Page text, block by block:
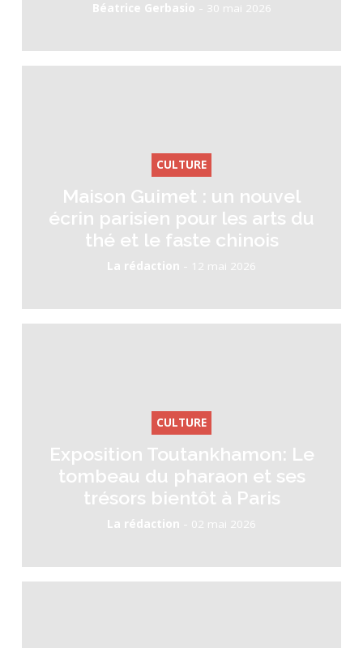
Béatrice Gerbasio - 30 mai 2026
CULTURE
Maison Guimet : un nouvel
écrin parisien pour les arts du
thé et le faste chinois
La rédaction - 12 mai 2026
CULTURE
Exposition Toutankhamon: Le
tombeau du pharaon et ses
trésors bientôt à Paris
La rédaction - 02 mai 2026